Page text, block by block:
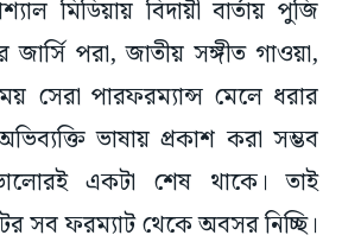
মিডিয়ায় বিদায়ী বার্তায় পুজি
জার্সি পরা, জাতীয় সঙ্গীত গাওয়া,
সেরা পারফরম্যান্স মেলে ধরার
ভাষায় প্রকাশ করা সম্ভব
একটা শেষ থাকে। তাই
সব ফরম্যাট থেকে অবসর নিচ্ছি।